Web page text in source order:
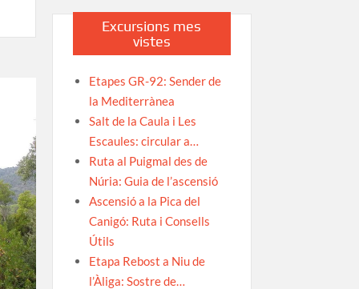
Excursions mes
vistes
Etapes GR-92: Sender de
la Mediterrànea
Salt de la Caula i Les
Escaules: circular a…
Ruta al Puigmal des de
Núria: Guia de l’ascensió
Ascensió a la Pica del
Canigó: Ruta i Consells
Útils
Etapa Rebost a Niu de
l’Àliga: Sostre de…